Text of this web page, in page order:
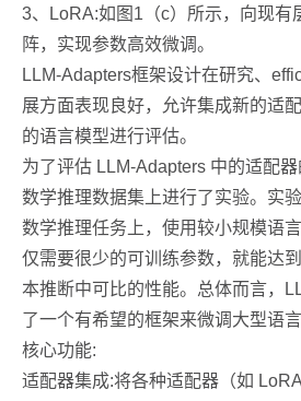
3、LoRA:如图1（c）所示，向现有
阵，实现参数高效微调。
LLM-Adapters框架设计在研究、
展方面表现良好，允许集成新的适
的语言模型进行评估。
为了评估 LLM-Adapters 中的适配
数学推理数据集上进行了实验。实
数学推理任务上，使用较小规模语
仅需要很少的可训练参数，就能达
本推断中可比的性能。总体而言，
了一个有希望的框架来微调大型语
核心功能:
适配器集成:将各种适配器（如